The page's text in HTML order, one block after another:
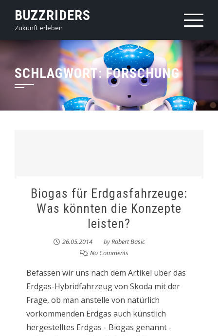
content
BUZZRIDERS
Zukunft erleben
SCHLAGWORT:FORSCHUNG
Biogas für Erdgasfahrzeuge:
Was könnten die Konzepte
leisten?
26.05.2014 byRobert Basic
No Comments
Befassen wir uns nach dem Artikel über das
Erdgas-Hybridfahrzeug von Skoda mit der
Frage, ob man anstelle von natürlich
vorkommenden Erdgas auch künstlich
hergestelltes Erdgas - Biogas genannt -